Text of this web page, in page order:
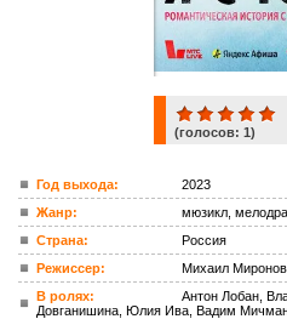
(голосов: 1)
Год выхода:
2023
Жанр:
мюзикл,
Страна:
Россия
Режиссер:
Михаил Миронов
В ролях:
Антон Лобан,
Довганишина, Юлия Ива, Вадим